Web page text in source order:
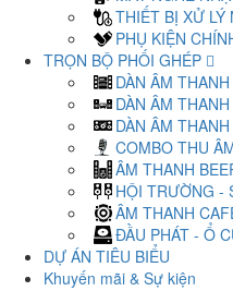
THIẾT BỊ XỬ LÝ
PHỤ KIỆN
TRỌN BỘ PHỐI GHÉP
DÀN ÂM
DÀN ÂM
DÀN ÂM
COMBO THU
ÂM THANH
HỘI TRƯỜNG -
ÂM THANH
ĐẦU PHÁT - Ổ
DỰ ÁN TIÊU BIỂU
Khuyến mãi & Sự kiện